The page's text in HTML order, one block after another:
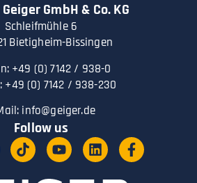
GmbH & Co. KG
Schleifmühle 6
Bietigheim-Bissingen
+49 (0) 7142 / 938-0
+49 (0) 7142 / 938-230
info@geiger.de
Follow us